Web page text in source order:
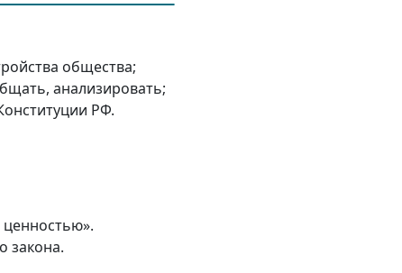
общества;
анализировать;
РФ.
закона.